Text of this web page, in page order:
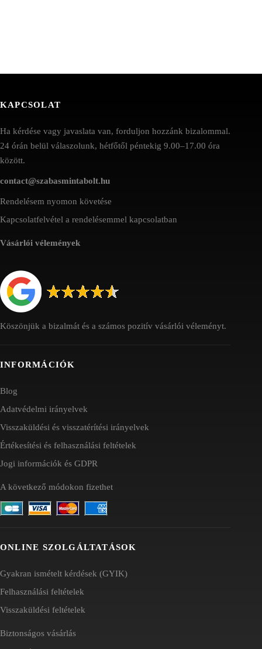
KAPCSOLAT
Ha kérdése vagy javaslata van, forduljon hozzánk bizalommal.
24 órán belül válaszolunk, hétfőtől péntekig 9.00–17.00 óra
között.
contact@szabasmintabolt.hu
Rendelésem nyomon követése
Kapcsolatfelvétel a rendelésemmel kapcsolatban
Vásárlói vélemények
Köszönjük a bizalmát és a számos pozitív vásárlói véleményt.
INFORMÁCIÓK
Blog
Adatvédelmi irányelvek
Visszaküldési és visszatérítési irányelvek
Értékesítési és felhasználási feltételek
Jogi információk és GDPR
A következő módokon fizethet
ONLINE SZOLGÁLTATÁSOK
Gyakran ismételt kérdések (GYIK)
Felhasználási feltételek
Visszaküldési feltételek
Biztonságos vásárlás